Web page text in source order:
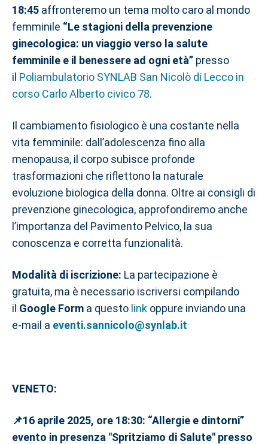
18:45 affronteremo un tema molto caro al mondo
femminile “Le stagioni della prevenzione
ginecologica: un viaggio verso la salute
femminile e il benessere ad ogni età” presso
il Poliambulatorio SYNLAB San Nicolò di Lecco in
corso Carlo Alberto civico 78.
Il cambiamento fisiologico è una costante nella
vita femminile: dall’adolescenza fino alla
menopausa, il corpo subisce profonde
trasformazioni che riflettono la naturale
evoluzione biologica della donna. Oltre ai consigli di
prevenzione ginecologica, approfondiremo anche
l’importanza del Pavimento Pelvico, la sua
conoscenza e corretta funzionalità.
Modalità di iscrizione: La partecipazione è
gratuita, ma è necessario iscriversi compilando
il Google Form a questo link oppure inviando una
e-mail a eventi.sannicolo@synlab.it
VENETO:
📌16 aprile 2025, ore 18:30: “Allergie e dintorni”
evento in presenza "Spritziamo di Salute" presso